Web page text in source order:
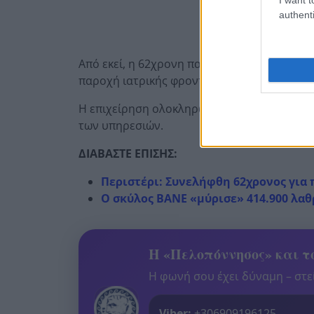
Από εκεί, η 62χρονη παρελήφθη από
παροχή ιατρικής φροντίδας.
Η επιχείρηση ολοκληρώθηκε χωρίς
των υπηρεσιών.
ΔΙΑΒΑΣΤΕ ΕΠΙΣΗΣ:
Περιστέρι: Συνελήφθη 62χρονος
Ο σκύλος ΒΑΝΕ «μύρισε» 414.900
Η «Πελοπόννησος» και
Η φωνή σου έχει δύναμη –